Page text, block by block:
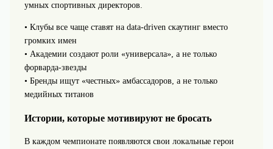
умных спортивных директоров.
• Клубы все чаще ставят на data-driven скаутинг вместо
громких имен
• Академии создают роли «универсала», а не только
форварда‑звезды
• Бренды ищут «честных» амбассадоров, а не только
медийных титанов
Истории, которые мотивируют не бросать
В каждом чемпионате появляются свои локальные герои